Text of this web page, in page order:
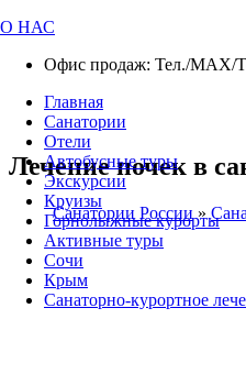
О НАС
Офис продаж: Тел./МАХ/
Главная
Санатории
Отели
Автобусные туры
Экскурсии
Круизы
Горнолыжные курорты
Активные туры
Сочи
Крым
Санаторно-курортное
Лечение почек в
Санатории России »